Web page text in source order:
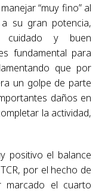
“muy fino” al
su gran potencia,
cuidado y buen
fundamental para
que por
un golpe de parte
daños en
la actividad,
positivo el balance
por el hecho de
marcado el cuarto